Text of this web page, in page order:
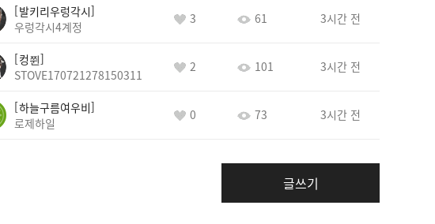
발키리우렁각시
우렁각시4계정
3 61 3시간 전
컹쮠
STOVE170721278150311
2 101 3시간 전
하늘구름여우비
로제하일
0 73 3시간 전
글쓰기